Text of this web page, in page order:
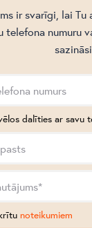
ir svarīgi, lai
telefona numuru
dalīties ar savu
noteikumiem